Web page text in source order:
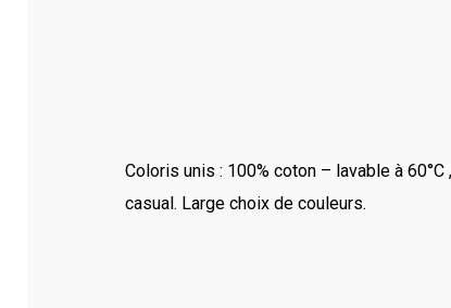
Coloris unis : 100% coton – lavable à
casual. Large choix de couleurs.